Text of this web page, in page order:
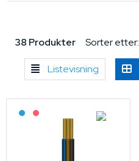
38 Produkter Sorter etter:
Listevisning
Bestilling: 2-3 uker
På forespørsel